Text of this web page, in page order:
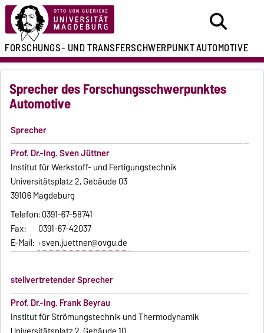
FORSCHUNGS- UNDTRANSFERSCHWERPUNKTAUTOMOTIVE
Sprecher des Forschungsschwerpunktes
Automotive
Sprecher
Prof. Dr.-Ing. Sven Jüttner
Institut für Werkstoff- und Fertigungstechnik
Universitätsplatz 2, Gebäude 03
39106 Magdeburg
Telefon: 0391-67-58741
Fax: 0391-67-42037
E-Mail: sven.juettner@ovgu.de
stellvertretender Sprecher
Prof. Dr.-Ing. Frank Beyrau
Institut für Strömungstechnik und Thermodynamik